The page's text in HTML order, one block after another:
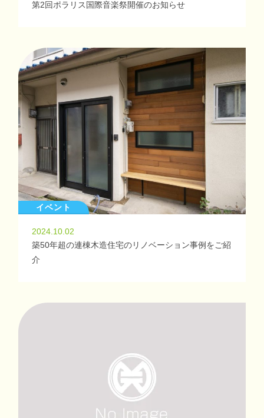
第2回ポラリス国際音楽祭開催のお知らせ
イベント
2024.10.02
築50年超の連棟木造住宅のリノベーション事例をご紹
介